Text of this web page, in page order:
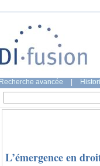
Recherche avancée
L’émergence en